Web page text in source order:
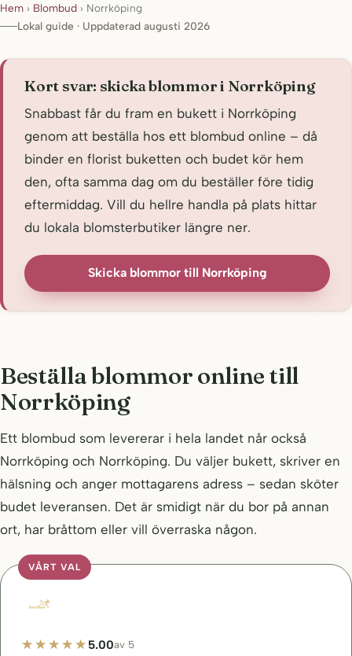
Hem › Blombud › Norrköping
Lokal guide · Uppdaterad augusti 2026
Kort svar: skicka blommor i Norrköping
Snabbast får du fram en bukett i Norrköping
genom att beställa hos ett blombud online – då
binder en florist buketten och budet kör hem
den, ofta samma dag om du beställer före tidig
eftermiddag. Vill du hellre handla på plats hittar
du lokala blomsterbutiker längre ner.
Skicka blommor till Norrköping
Beställa blommor online till
Norrköping
Ett blombud som levererar i hela landet når också
Norrköping och Norrköping. Du väljer bukett, skriver en
hälsning och anger mottagarens adress – sedan sköter
budet leveransen. Det är smidigt när du bor på annan
ort, har bråttom eller vill överraska någon.
VÅRT VAL
5.00av 5